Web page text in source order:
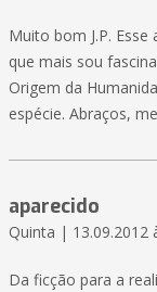
Muito bom J.P.
que mais sou
Origem da
espécie. Abraços,
aparecido
Quinta | 13.09.2012
Da ficção para a